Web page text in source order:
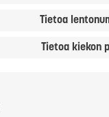
Tietoa
Tietoa kiekon